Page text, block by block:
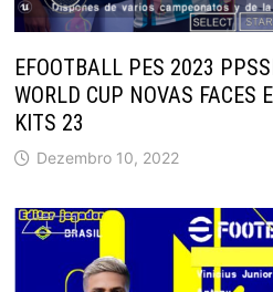
EFOOTBALL PES 2023
WORLD CUP NOVAS FACES
KITS 23
Dezembro 10, 2022